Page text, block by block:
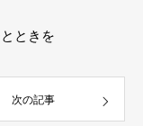
ときを
次の記事